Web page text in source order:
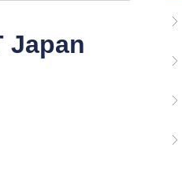
Japan